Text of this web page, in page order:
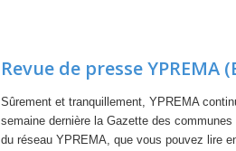
Revue de presse YPREMA
Sûrement et tranquillement, YPREMA
semaine dernière la Gazette des
du réseau YPREMA, que vous pouvez lire